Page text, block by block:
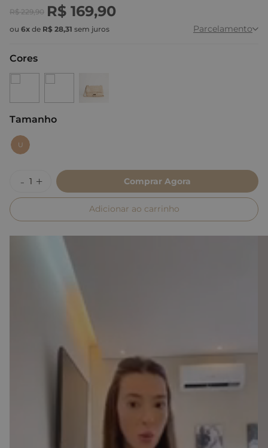
R$ 229,90 R$ 169,90
ou 6x de R$ 28,31 sem juros Parcelamento
Cores
Tamanho
: UU
Comprar Agora
Adicionar ao carrinho